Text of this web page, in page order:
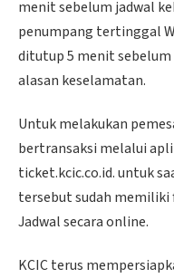
menit sebelum jadwal
penumpang tertinggal
ditutup 5 menit
alasan keselamatan.
Untuk melakukan
bertransaksi melalui
ticket.kcic.co.id. untuk
tersebut sudah
Jadwal secara online.
KCIC terus